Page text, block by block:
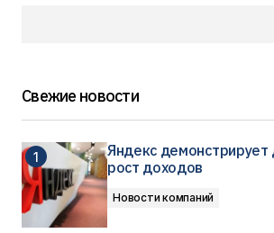
Свежие новости
Яндекс демонстрирует
рост доходов
Новости компаний